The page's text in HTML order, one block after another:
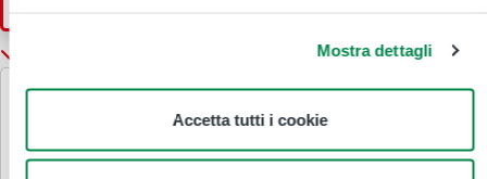
Mostra dettagli
Accetta tutti i cookie